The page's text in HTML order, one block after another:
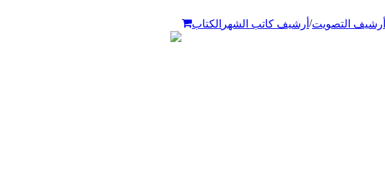
أرشيف التصويت/ أرشيف كاتب الشهر الكتاب